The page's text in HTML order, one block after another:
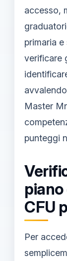
accesso,
primaria
verificare
Master
punteggi
CFU
Per